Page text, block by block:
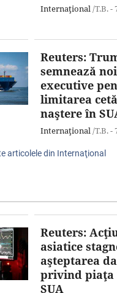
Internaţional/T.B. -
Reuters:
semnează
executive
limitarea
naştere în
Internaţional/T.B. -
articolele din Internaţional
Reuters:
asiatice
aşteptarea
privind piaţa
SUA